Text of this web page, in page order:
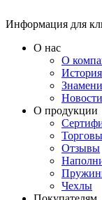
Информация для
О нас
О
История
Новости
О продукции
Отзывы
Чехлы